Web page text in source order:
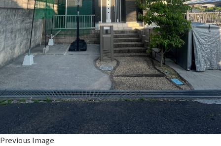
Previous Image